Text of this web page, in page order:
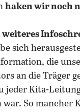
haken wir noch
weiteres
sich
die
an die Träger
jeder Kita-
So mancher